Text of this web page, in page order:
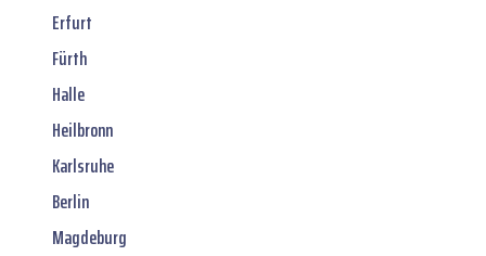
Erfurt
Fürth
Halle
Heilbronn
Karlsruhe
Berlin
Magdeburg